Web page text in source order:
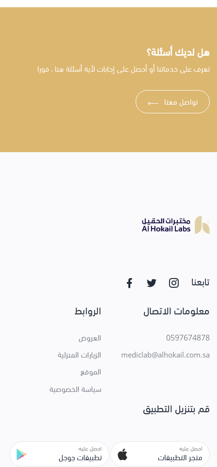
هل لديك أسئلة؟
تعرف على خدماتنا أو أحصل على إجابات لأية أسئلة هنا ، فورا
تواصل معنا ⟶
تابعنا
معلومات الاتصال
0597674878
mediclab@alhokail.com.sa
الروابط
العروض
الزيارات المنزلية
الموقع
سياسة الخصوصية
قم بتنزيل التطبيق
احصل عليه
متجر التطبيقات
احصل عليه
تطبيقات جوجل